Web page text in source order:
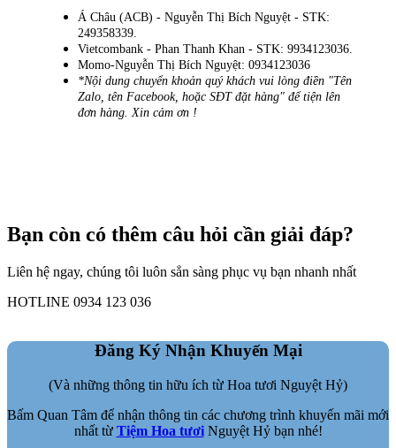
Á Châu (ACB) - Nguyễn Thị Bích Nguyệt - STK:
249358339.
Vietcombank - Phan Thanh Khan - STK: 9934123036.
Momo-Nguyễn Thị Bích Nguyệt: 0934123036
*Nội dung chuyển khoản quý khách vui lòng điền "Tên
Zalo, tên Facebook, hoặc SĐT đặt hàng" để tiện lên
đơn hàng. Xin cảm ơn !
Bạn còn có thêm câu hỏi cần giải đáp?
Liên hệ ngay, chúng tôi luôn sẳn sàng phục vụ bạn nhanh nhất
HOTLINE 0934 123 036
Đăng Ký Nhận Khuyến Mại
(Và những thông tin hữu ích từ Hoa tươi Nguyệt Hỷ)
Bấm Quan Tâm để nhận thông tin các chương trình khuyến mãi mới
nhất từ Tiệm Hoa tươiNguyệt Hỷ bạn nhé!